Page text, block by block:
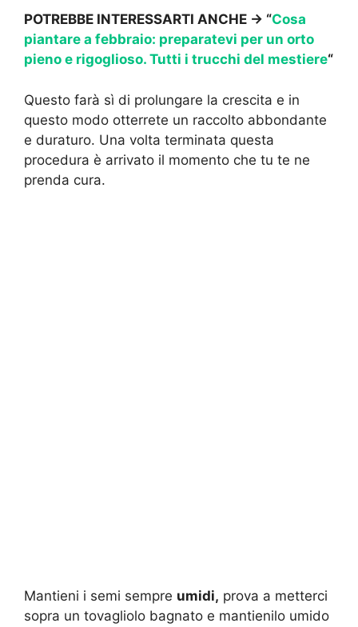
POTREBBE INTERESSARTI ANCHE -> “Cosa
piantare a febbraio: preparatevi per un orto
pieno e rigoglioso. Tutti i trucchi del mestiere“
Questo farà sì di prolungare la crescita e in
questo modo otterrete un raccolto abbondante
e duraturo. Una volta terminata questa
procedura è arrivato il momento che tu te ne
prenda cura.
Mantieni i semi sempre umidi, prova a metterci
sopra un tovagliolo bagnato e mantienilo umido